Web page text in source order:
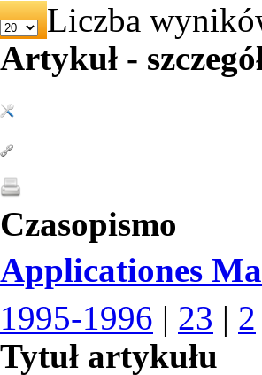
Liczba
Artykuł -
Czasopismo
Applicationes
1995-1996 | 23 | 2
Tytuł artykułu